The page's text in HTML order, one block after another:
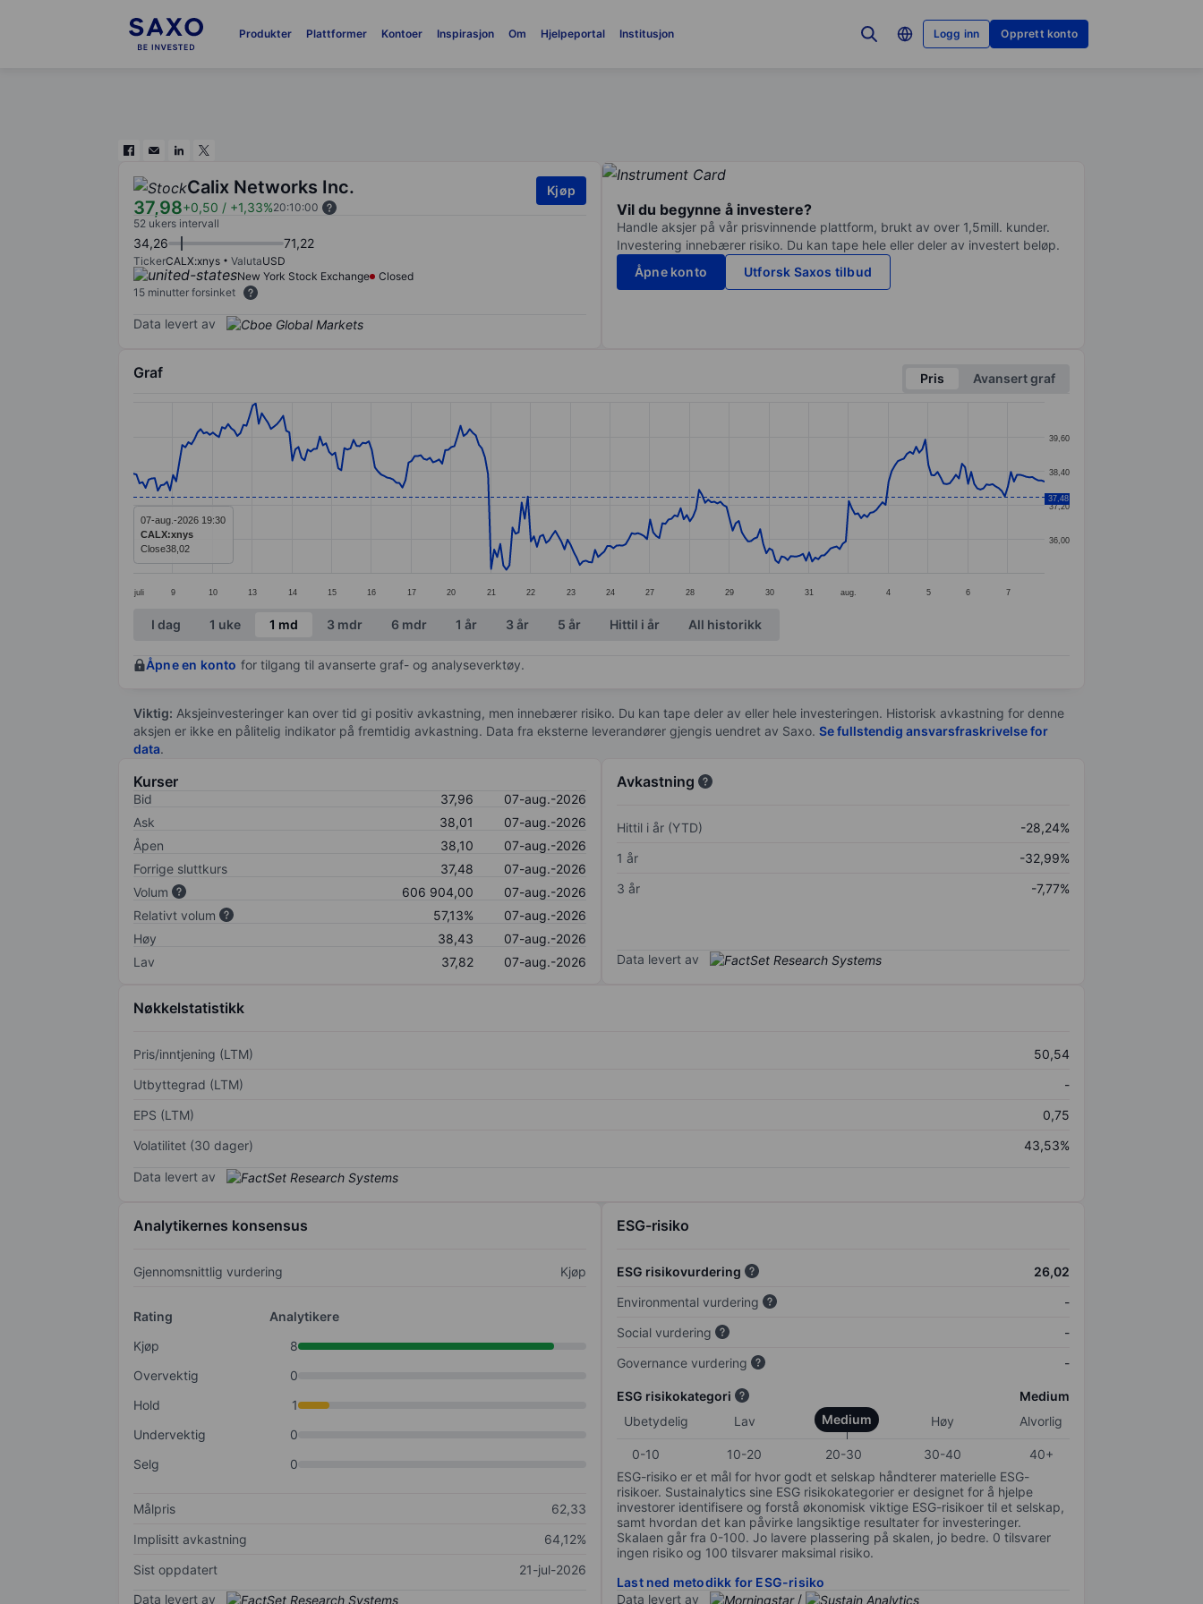
Produkter Plattformer Kontoer Inspirasjon Om Hjelpeportal Institusjon Logg inn Opprett konto
Calix Networks Inc.
37,98+0,50 / +1,33%20:10:00
Kjøp
52 ukers intervall
34,26 71,22
TickerCALX:xnys ValutaUSD
New York Stock Exchange
Closed
15 minutter forsinket
Data levert av
Vil du begynne å investere?
Handle aksjer på vår prisvinnende plattform, brukt av over 1,5mill. kunder.
Investering innebærer risiko. Du kan tape hele eller deler av investert beløp.
Åpne konto
Utforsk Saxos tilbud
Graf Pris
Avansert graf
Line chart with 299 data points.
The chart has 1 X axis displaying categories.
The chart has 1 Y axis displaying values. Data ranges from 34.91 to 40.78.
juli 9 10 13 14 15 16 17 20 21 22 23 24 27 28 29 30 31 aug. 4 5 6 7
36,00
37,20
38,40
39,60
37,48
07-aug.-2026 19:30
CALX:xnys
Close38,02
End of interactive chart.
I dag 1 uke 1 md 3 mdr 6 mdr 1 år 3 år 5 år Hittil i år All historikk
Åpne en konto for tilgang til avanserte graf- og analyseverktøy.
Viktig: Aksjeinvesteringer kan over tid gi positiv avkastning, men innebærer risiko. Du kan tape deler av eller hele investeringen. Historisk avkastning for denne
aksjen er ikke en pålitelig indikator på fremtidig avkastning. Data fra eksterne leverandører gjengis uendret av Saxo. Se fullstendig ansvarsfraskrivelse for
data.
Kurser
Bid 37,96
07-aug.-2026
Ask
38,01
07-aug.-2026
Åpen
38,10
07-aug.-2026
Forrige sluttkurs
37,48
07-aug.-2026
Volum
606 904,00
07-aug.-2026
Relativt volum
57,13%
07-aug.-2026
Høy
38,43
07-aug.-2026
Lav
37,82 07-aug.-2026
Avkastning
Hittil i år (YTD)
-28,24%
1 år
-32,99%
3 år
-7,77%
Data levert av
Nøkkelstatistikk
Pris/inntjening (LTM)
50,54
Utbyttegrad (LTM)
-
EPS (LTM)
0,75
Volatilitet (30 dager)
43,53%
Data levert av
Analytikernes konsensus
Gjennomsnittlig vurdering Kjøp
Rating
Analytikere
Kjøp
8
Overvektig
0
Hold
1
Undervektig
0
Selg
0
Målpris
62,33
Implisitt avkastning
64,12%
Sist oppdatert
21-jul-2026
Data levert av
ESG-risiko
ESG risikovurdering
26,02
Environmental vurdering
-
Social vurdering
-
Governance vurdering
-
ESG risikokategori
Medium
Ubetydelig
Lav Medium Høy Alvorlig
0-10 10-20 20-30 30-40
40+
ESG-risiko er et mål for hvor godt et selskap håndterer materielle ESG-
risikoer. Sustainalytics sine ESG risikokategorier er designet for å hjelpe
investorer identifisere og forstå økonomisk viktige ESG-risikoer til et selskap,
samt hvordan det kan påvirke langsiktige resultater for investeringer.
Skalaen går fra 0-100. Jo lavere plassering på skalen, jo bedre. 0 tilsvarer
ingen risiko og 100 tilsvarer maksimal risiko.
Last ned metodikk for ESG-risiko
Data levert av
/